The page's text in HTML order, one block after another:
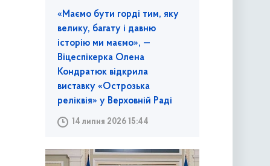
«Маємо бути горді тим, яку
велику, багату і давню
історію ми маємо», —
Віцеспікерка Олена
Кондратюк відкрила
виставку «Острозька
реліквія» у Верховній Раді
14 липня 2026 15:44